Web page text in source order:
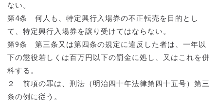
ない。
第4条 何人も、特定興行入場券の不正転売を目的とし
て、特定興行入場券を譲り受けてはならない。
第9条 第三条又は第四条の規定に違反した者は、一年以
下の懲役若しくは百万円以下の罰金に処し、又はこれを併
科する。
２ 前項の罪は、刑法（明治四十年法律第四十五号）第三
条の例に従う。